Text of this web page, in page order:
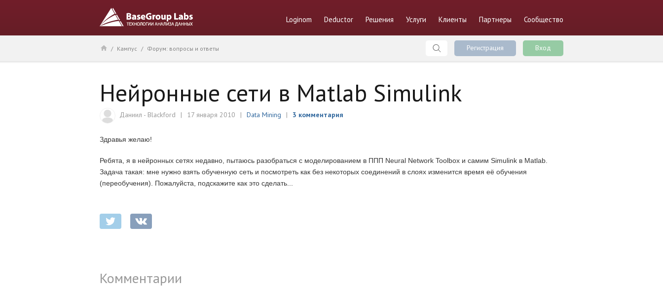
Loginom Deductor Решения Услуги Клиенты Партнеры Сообщество
/ Кампус / Форум: вопросы и ответы Регистрация Вход
Нейронные сети в Matlab Simulink
Даниил - Blackford 17 января 2010 Data Mining 3 комментария
Здравья желаю!
Ребята, я в нейронных сетях недавно, пытаюсь разобраться с моделированием в ППП Neural Network Toolbox и самим Simulink в Matlab.
Задача такая: мне нужно взять обученную сеть и посмотреть как без некоторых соединений в слоях изменится время её обучения
(переобучения). Пожалуйста, подскажите как это сделать...
Комментарии